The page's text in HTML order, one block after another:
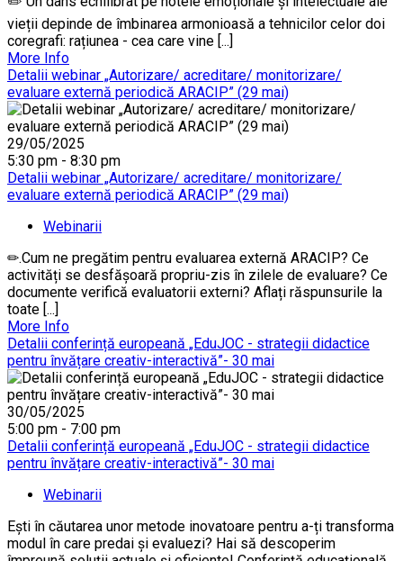
vieții depinde de îmbinarea armonioasă a tehnicilor celor doi
coregrafi: rațiunea - cea care vine [...]
More Info
Detalii webinar „Autorizare/ acreditare/ monitorizare/
evaluare externă periodică ARACIP” (29 mai)
29/05/2025
5:30 pm - 8:30 pm
Detalii webinar „Autorizare/ acreditare/ monitorizare/
evaluare externă periodică ARACIP” (29 mai)
Webinarii
✏.Cum ne pregătim pentru evaluarea externă ARACIP? Ce
activități se desfășoară propriu-zis în zilele de evaluare? Ce
documente verifică evaluatorii externi? Aflați răspunsurile la
toate [...]
More Info
Detalii conferință europeană „EduJOC - strategii didactice
pentru învățare creativ-interactivă”- 30 mai
30/05/2025
5:00 pm - 7:00 pm
Detalii conferință europeană „EduJOC - strategii didactice
pentru învățare creativ-interactivă”- 30 mai
Webinarii
Ești în căutarea unor metode inovatoare pentru a-ți transforma
modul în care predai și evaluezi? Hai să descoperim